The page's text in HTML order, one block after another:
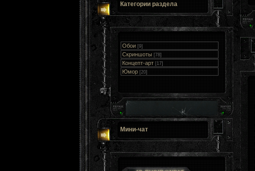
Категории раздела
Обои [9]
Скриншоты [78]
Концепт-арт [17]
Юмор [20]
Мини-чат